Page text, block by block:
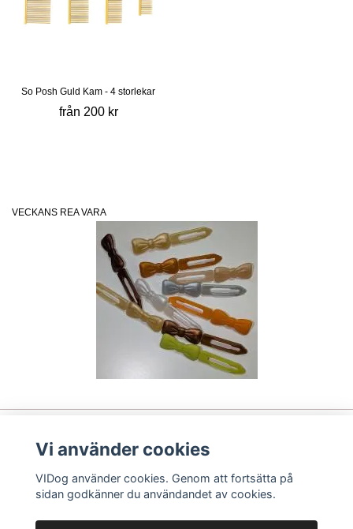
So Posh Guld Kam - 4 storlekar
från 200 kr
VECKANS REA VARA
Läs mer
Sociala medier
Vi använder cookies
VIDog använder cookies. Genom att fortsätta på
sidan godkänner du användandet av cookies.